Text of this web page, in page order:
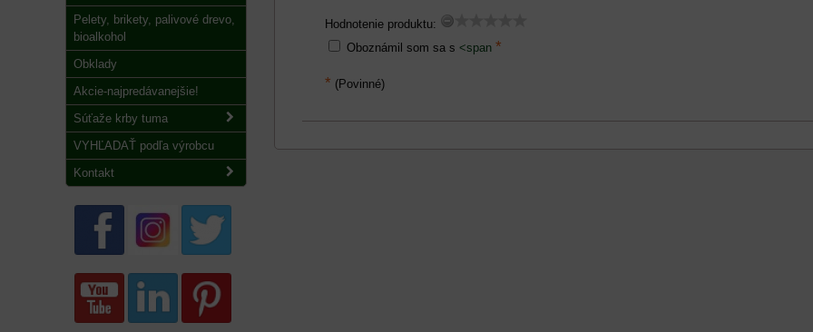
Hodnotenie produktu:
Oboznámil som sa s <span *
* (Povinné)
Pelety, brikety, palivové drevo,
bioalkohol
Obklady
Akcie-najpredávanejšie!
Súťaže krby tuma
VYHĽADAŤ podľa výrobcu
Kontakt